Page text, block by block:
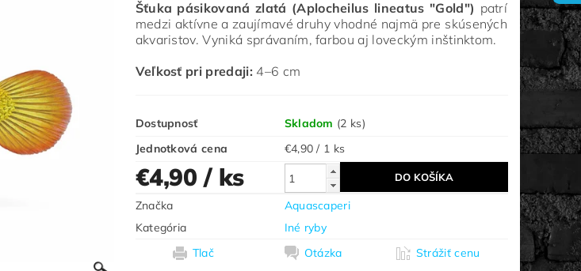
Šťuka pásikovaná zlatá (Aplocheilus lineatus "Gold") patrí
medzi aktívne a zaujímavé druhy vhodné najmä pre skúsených
akvaristov. Vyniká správaním, farbou aj loveckým inštinktom.
Veľkosť pri predaji: 4–6 cm
Dostupnosť Skladom (2 ks)
Jednotková cena
€4,90 / 1 ks
€4,90 / ks
Značka
Aquascaperi
Kategória
Iné ryby
Tlač
Otázka Strážiť cenu